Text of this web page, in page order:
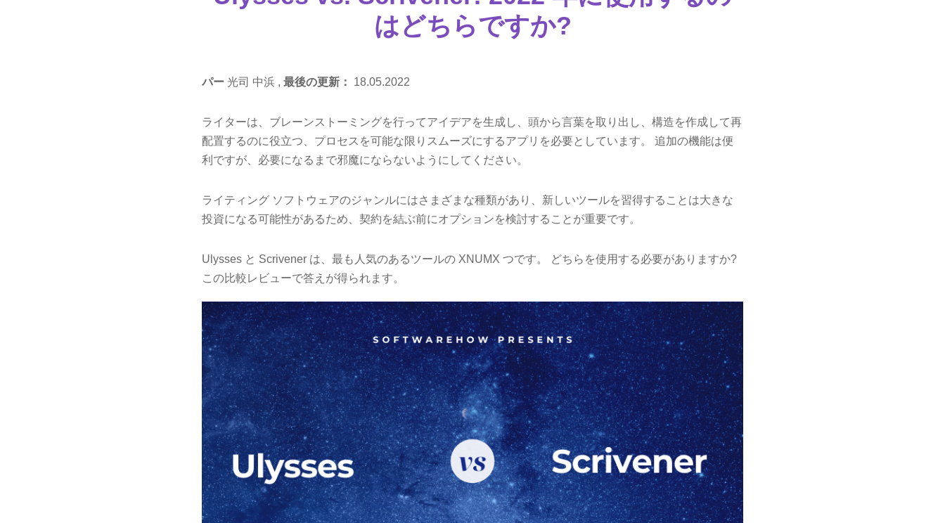
はどちらですか?
パー 光司 中浜 , 最後の更新： 18.05.2022
ライターは、ブレーンストーミングを行ってアイデアを生成し、頭から言葉を取り出し、構造を作成して再
配置するのに役立つ、プロセスを可能な限りスムーズにするアプリを必要としています。 追加の機能は便
利ですが、必要になるまで邪魔にならないようにしてください。
ライティング ソフトウェアのジャンルにはさまざまな種類があり、新しいツールを習得することは大きな
投資になる可能性があるため、契約を結ぶ前にオプションを検討することが重要です。
Ulysses と Scrivener は、最も人気のあるツールの XNUMX つです。 どちらを使用する必要がありますか?
この比較レビューで答えが得られます。